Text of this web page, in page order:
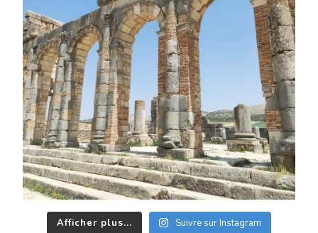
Afficher plus... Suivre sur Instagram